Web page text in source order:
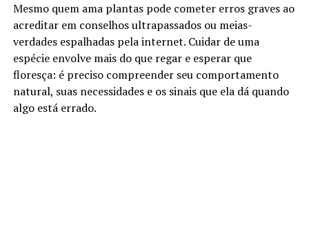
Mesmo quem ama plantas pode cometer erros graves ao
acreditar em conselhos ultrapassados ou meias-
verdades espalhadas pela internet. Cuidar de uma
espécie envolve mais do que regar e esperar que
floresça: é preciso compreender seu comportamento
natural, suas necessidades e os sinais que ela dá quando
algo está errado.